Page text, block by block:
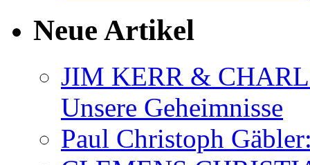
Neue Artikel
JIM KERR &
Unsere Geheimnisse
Paul Christoph